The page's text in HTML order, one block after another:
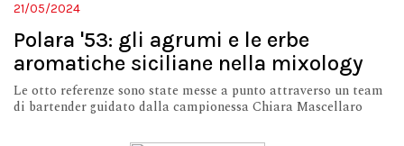
21/05/2024
Polara '53: gli agrumi e le erbe
aromatiche siciliane nella mixology
Le otto referenze sono state messe a punto attraverso un team
di bartender guidato dalla campionessa Chiara Mascellaro